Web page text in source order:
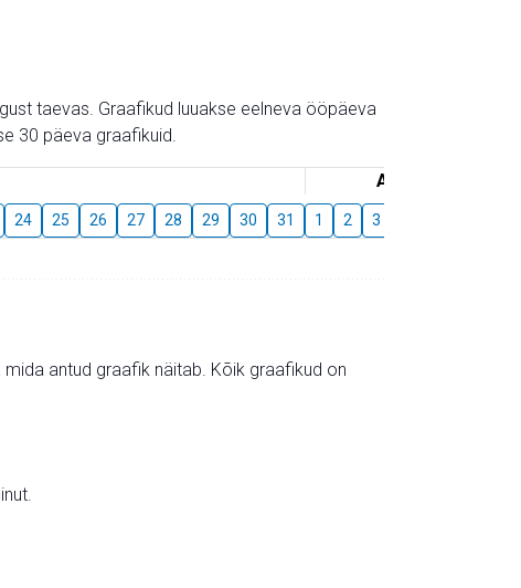
taevas. Graafikud luuakse eelneva ööpäeva
30 päeva graafikuid.
August
24 25 26 27 28 29 30 31 1 2 3
antud graafik näitab. Kõik graafikud on